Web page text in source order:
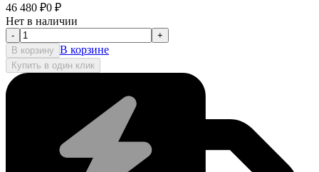
46 480 ₽0 ₽
Нет в наличии
-
+
В корзину В корзине
Купить в один клик